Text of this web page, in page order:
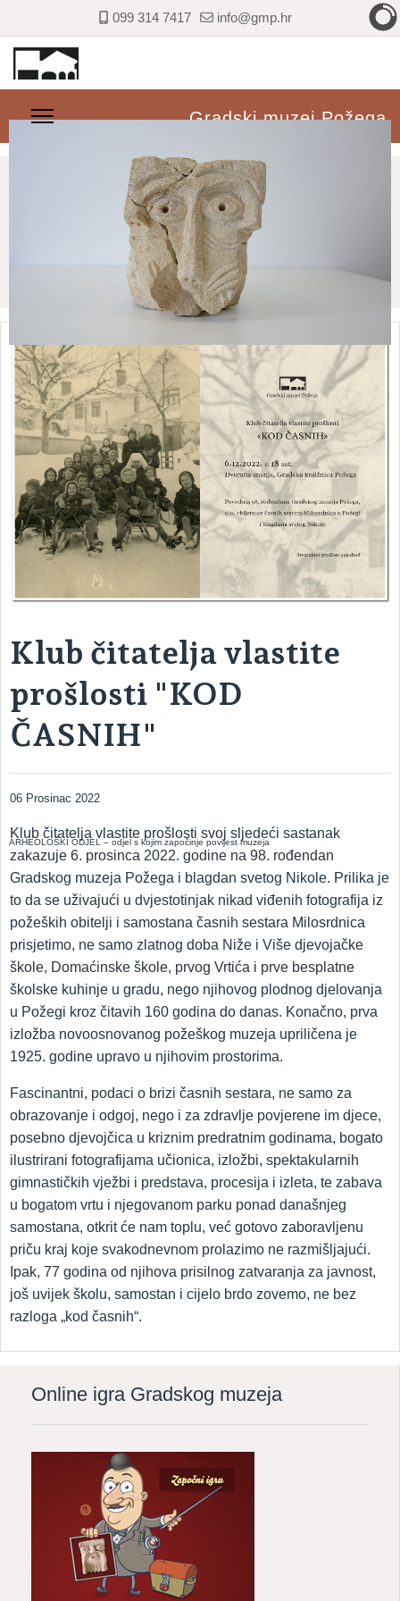
099 314 7417 info@gmp.hr
Gradski muzej Požega
ARHEOLOŠKI ODJEL – odjel s kojim započinje povijest muzeja
Klub čitatelja vlastite
prošlosti "KOD
ČASNIH"
06 Prosinac 2022
Klub čitatelja vlastite prošlosti svoj sljedeći sastanak
zakazuje 6. prosinca 2022. godine na 98. rođendan
Gradskog muzeja Požega i blagdan svetog Nikole. Prilika je
to da se uživajući u dvjestotinjak nikad viđenih fotografija iz
požeških obitelji i samostana časnih sestara Milosrdnica
prisjetimo, ne samo zlatnog doba Niže i Više djevojačke
škole, Domaćinske škole, prvog Vrtića i prve besplatne
školske kuhinje u gradu, nego njihovog plodnog djelovanja
u Požegi kroz čitavih 160 godina do danas. Konačno, prva
izložba novoosnovanog požeškog muzeja upriličena je
1925. godine upravo u njihovim prostorima.
Fascinantni, podaci o brizi časnih sestara, ne samo za
obrazovanje i odgoj, nego i za zdravlje povjerene im djece,
posebno djevojčica u kriznim predratnim godinama, bogato
ilustrirani fotografijama učionica, izložbi, spektakularnih
gimnastičkih vježbi i predstava, procesija i izleta, te zabava
u bogatom vrtu i njegovanom parku ponad današnjeg
samostana, otkrit će nam toplu, već gotovo zaboravljenu
priču kraj koje svakodnevnom prolazimo ne razmišljajući.
Ipak, 77 godina od njihova prisilnog zatvaranja za javnost,
još uvijek školu, samostan i cijelo brdo zovemo, ne bez
razloga „kod časnih“.
Online igra Gradskog muzeja